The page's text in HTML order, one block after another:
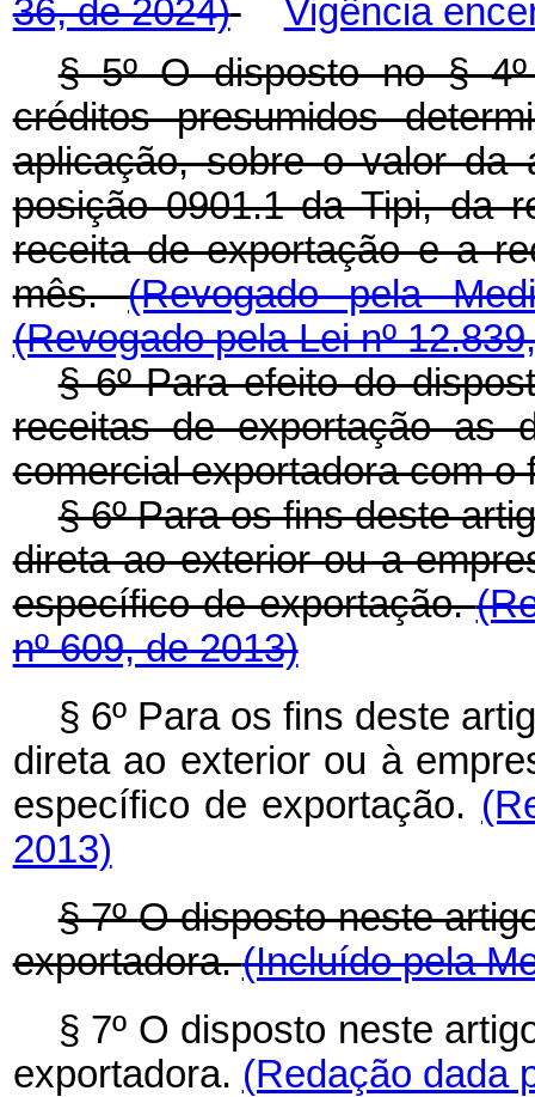
36, de 2024)
Vigência
§ 5º O disposto no §
créditos presumidos
aplicação, sobre o valor da
posição 0901.1 da Tipi, da
receita de exportação e a
mês.(Revogado pela
(Revogado pela Lei nº
§ 6º Para efeito do
receitas de exportação as
comercial exportadora com
§ 6ºPara os fins deste
direta ao exterior ou a
específico de exportação.
nº 609, de 2013)
§ 6º Para os fins deste
direta ao exterior ou à
específico de exportação.
2013)
§ 7ºO disposto neste
exportadora.(Incluído pela
§ 7º O disposto neste
exportadora. (Redação dada